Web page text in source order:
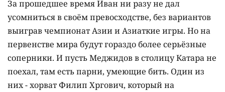
За прошедшее время Иван ни разу не дал
усомниться в своём превосходстве, без вариантов
выиграв чемпионат Азии и Азиаткие игры. Но на
первенстве мира будут гораздо более серьёзные
соперники. И пусть Меджидов в столицу Катара не
поехал, там есть парни, умеющие бить. Один из
них - хорват Филип Хргович, который на